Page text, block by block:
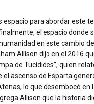
espacio para abordar este
el espacio donde
en este cambio de
Allison dijo en el 2016
de Tucídides”, quien
el ascenso de Esparta
lo que desembocó en
Allison que la historia